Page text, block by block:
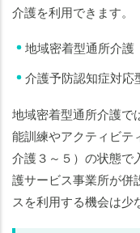
介護を利用できます。
地域密着型通所介護
介護予防認知症対応
地域密着型通所介護で
能訓練やアクティビテ
介護３～５）の状態で
護サービス事業所が併
スを利用する機会は少